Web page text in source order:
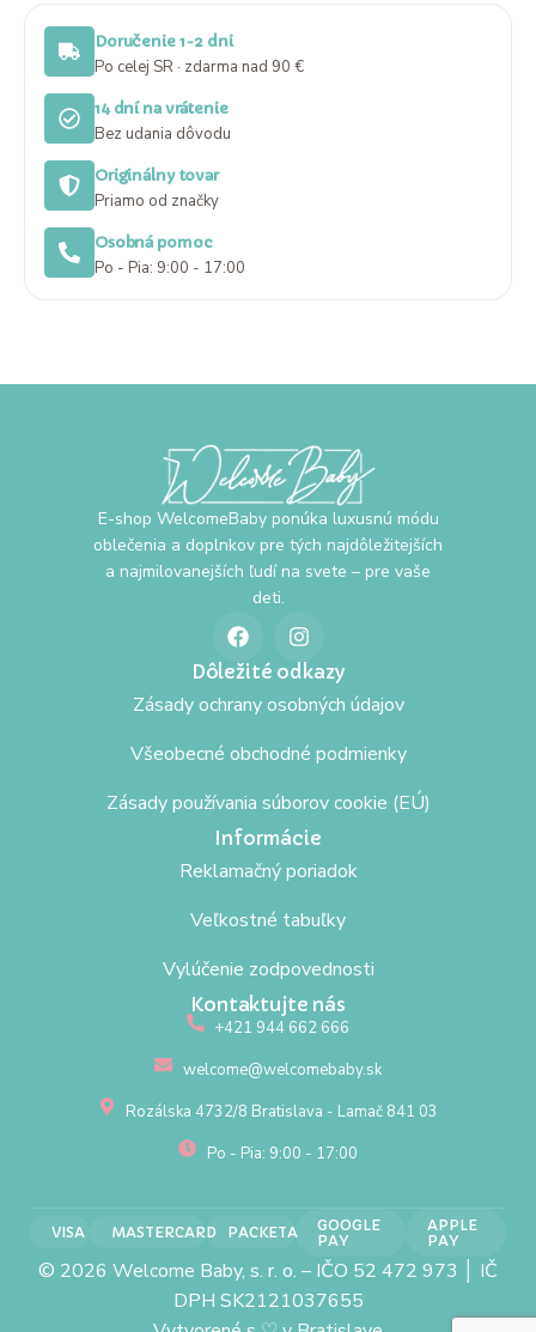
Doručenie 1-2 dni
Po celej SR · zdarma nad 90 €
14 dní na vrátenie
Bez udania dôvodu
Originálny tovar
Priamo od značky
Osobná pomoc
Po - Pia: 9:00 - 17:00
E-shop WelcomeBaby ponúka luxusnú módu
oblečenia a doplnkov pre tých najdôležitejších
a najmilovanejších ľudí na svete – pre vaše
deti.
Dôležité odkazy
Zásady ochrany osobných údajov
Všeobecné obchodné podmienky
Zásady používania súborov cookie (EÚ)
Informácie
Reklamačný poriadok
Veľkostné tabuľky
Vylúčenie zodpovednosti
Kontaktujte nás
+421 944 662 666
welcome@welcomebaby.sk
Rozálska 4732/8 Bratislava - Lamač 841 03
Po - Pia: 9:00 - 17:00
VISA MASTERCARD PACKETA
GOOGLE
PAY
APPLE
PAY
© 2026 Welcome Baby, s. r. o. – IČO 52 472 973 │ IČ
DPH SK2121037655